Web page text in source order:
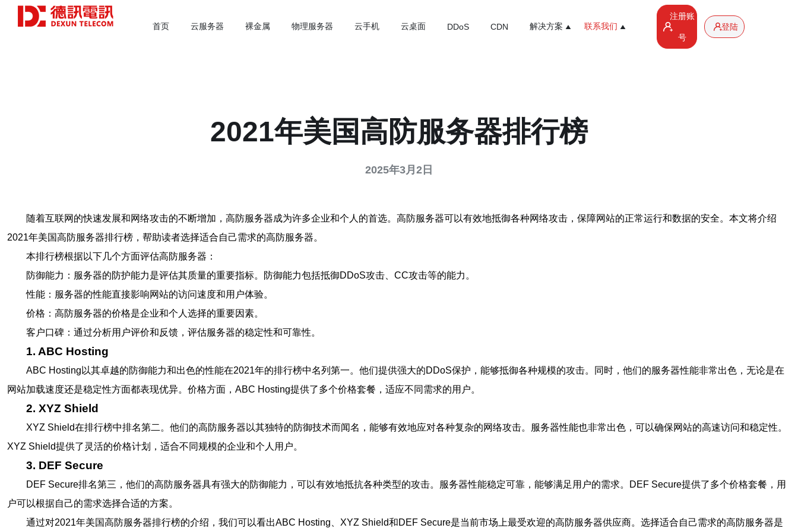
首页 云服务器 裸金属 物理服务器 云手机 云桌面 DDoS CDN 解决方案 联系我们
注册账
号
登陆
2021年美国高防服务器排行榜
2025年3月2日
随着互联网的快速发展和网络攻击的不断增加，高防服务器成为许多企业和个人的首选。高防服务器可以有效地抵御各种网络攻击，保障网站的正常运行和数据的安全。本文将介绍
2021年美国高防服务器排行榜，帮助读者选择适合自己需求的高防服务器。
本排行榜根据以下几个方面评估高防服务器：
防御能力：服务器的防护能力是评估其质量的重要指标。防御能力包括抵御DDoS攻击、CC攻击等的能力。
性能：服务器的性能直接影响网站的访问速度和用户体验。
价格：高防服务器的价格是企业和个人选择的重要因素。
客户口碑：通过分析用户评价和反馈，评估服务器的稳定性和可靠性。
1. ABC Hosting
ABC Hosting以其卓越的防御能力和出色的性能在2021年的排行榜中名列第一。他们提供强大的DDoS保护，能够抵御各种规模的攻击。同时，他们的服务器性能非常出色，无论是在
网站加载速度还是稳定性方面都表现优异。价格方面，ABC Hosting提供了多个价格套餐，适应不同需求的用户。
2. XYZ Shield
XYZ Shield在排行榜中排名第二。他们的高防服务器以其独特的防御技术而闻名，能够有效地应对各种复杂的网络攻击。服务器性能也非常出色，可以确保网站的高速访问和稳定性。
XYZ Shield提供了灵活的价格计划，适合不同规模的企业和个人用户。
3. DEF Secure
DEF Secure排名第三，他们的高防服务器具有强大的防御能力，可以有效地抵抗各种类型的攻击。服务器性能稳定可靠，能够满足用户的需求。DEF Secure提供了多个价格套餐，用
户可以根据自己的需求选择合适的方案。
通过对2021年美国高防服务器排行榜的介绍，我们可以看出ABC Hosting、XYZ Shield和DEF Secure是当前市场上最受欢迎的高防服务器供应商。选择适合自己需求的高防服务器是